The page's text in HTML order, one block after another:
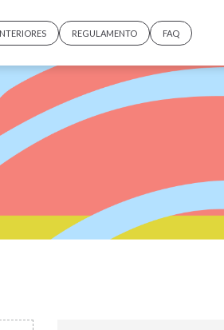
REGULAMENTO FAQ